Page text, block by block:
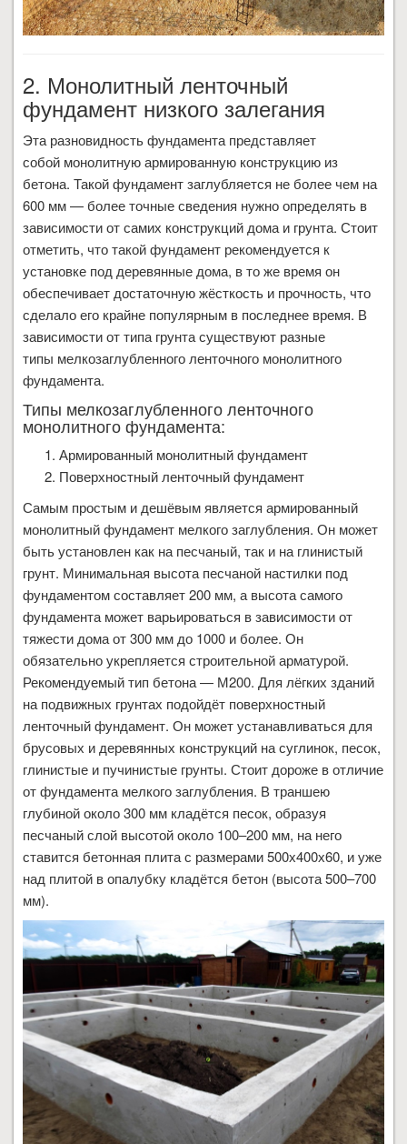
2. Монолитный ленточный
фундамент низкого залегания
Эта разновидность фундамента представляет
собой монолитную армированную конструкцию из
бетона. Такой фундамент заглубляется не более чем на
600 мм — более точные сведения нужно определять в
зависимости от самих конструкций дома и грунта. Стоит
отметить, что такой фундамент рекомендуется к
установке под деревянные дома, в то же время он
обеспечивает достаточную жёсткость и прочность, что
сделало его крайне популярным в последнее время. В
зависимости от типа грунта существуют разные
типы мелкозаглубленного ленточного монолитного
фундамента.
Типы мелкозаглубленного ленточного
монолитного фундамента:
Армированный монолитный фундамент
Поверхностный ленточный фундамент
Самым простым и дешёвым является армированный
монолитный фундамент мелкого заглубления. Он может
быть установлен как на песчаный, так и на глинистый
грунт. Минимальная высота песчаной настилки под
фундаментом составляет 200 мм, а высота самого
фундамента может варьироваться в зависимости от
тяжести дома от 300 мм до 1000 и более. Он
обязательно укрепляется строительной арматурой.
Рекомендуемый тип бетона — М200. Для лёгких зданий
на подвижных грунтах подойдёт поверхностный
ленточный фундамент. Он может устанавливаться для
брусовых и деревянных конструкций на суглинок, песок,
глинистые и пучинистые грунты. Стоит дороже в отличие
от фундамента мелкого заглубления. В траншею
глубиной около 300 мм кладётся песок, образуя
песчаный слой высотой около 100–200 мм, на него
ставится бетонная плита с размерами 500х400х60, и уже
над плитой в опалубку кладётся бетон (высота 500–700
мм).